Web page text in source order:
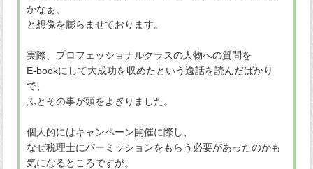
かなぁ、
と想像を膨らませております。
実際、プロフェッショナルクラスの人物への質問を
E-bookにして大成功を収めたという逸話を読んだばかり
で、
ふとその事が頭をよぎりました。
個人的にはキャンペーン開催に際し、
なぜ税理士にパーミッションをもらう必要があったのかも
気になるところですが。